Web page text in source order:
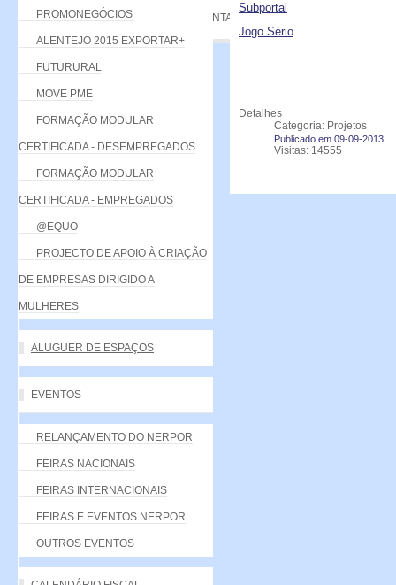
CONTACTE-NOS
PROMONEGÓCIOS
ALENTEJO 2015 EXPORTAR+
FUTURURAL
MOVE PME
FORMAÇÃO MODULAR
CERTIFICADA - DESEMPREGADOS
FORMAÇÃO MODULAR
CERTIFICADA - EMPREGADOS
@EQUO
PROJECTO DE APOIO À CRIAÇÃO
DE EMPRESAS DIRIGIDO A
MULHERES
ALUGUER DE ESPAÇOS
EVENTOS
RELANÇAMENTO DO NERPOR
FEIRAS NACIONAIS
FEIRAS INTERNACIONAIS
FEIRAS E EVENTOS NERPOR
OUTROS EVENTOS
Subportal
Jogo Sério
Detalhes
Categoria: Projetos
Publicado em 09-09-2013
Visitas: 14555